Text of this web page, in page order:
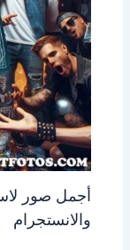
أجمل صور
والانستجرام